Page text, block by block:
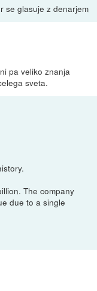
se glasuje z denarjem
pa veliko znanja
sveta.
The company
due to a single